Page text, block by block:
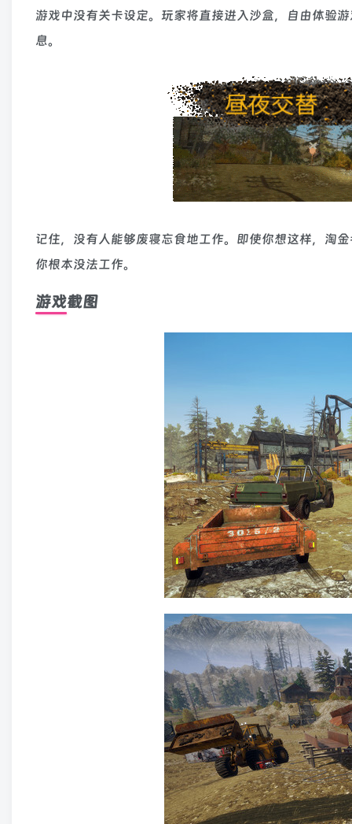
游戏中没有关卡设定。玩家将直接进入沙盒，自由体验
息。
记住，没有人能够废寝忘食地工作。即使你想这样，淘
你根本没法工作。
游戏截图